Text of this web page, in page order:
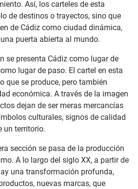
Así, los carteles de esta
de destinos o trayectos, sino que
de Cádiz como ciudad dinámica,
puerta abierta al mundo.
se presenta Cádiz como lugar de
lugar de paso. El cartel en esta
que se produce, pero también
económica. A través de la imagen
dejan de ser meras mercancías
culturales, signos de calidad
un territorio.
sección se pasa de la producción
A lo largo del siglo XX, a partir de
una transformación profunda,
nuevas marcas, que